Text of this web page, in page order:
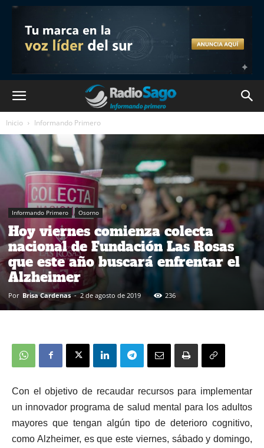
Inicio Informando Primero
Informando Primero Osorno
Hoy viernes comienza colecta
nacional de Fundación Las Rosas
que este año buscará enfrentar el
Alzheimer
Por Brisa Cardenas - 2 de agosto de 2019 236
Con el objetivo de recaudar recursos para implementar
un innovador programa de salud mental para los adultos
mayores que tengan algún tipo de deterioro cognitivo,
como Alzheimer, es que este viernes, sábado y domingo,